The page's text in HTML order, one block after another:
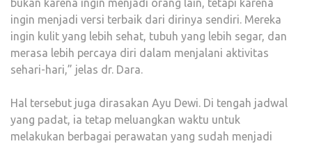
bukan karena ingin menjadi orang lain, tetapi karena
ingin menjadi versi terbaik dari dirinya sendiri. Mereka
ingin kulit yang lebih sehat, tubuh yang lebih segar, dan
merasa lebih percaya diri dalam menjalani aktivitas
sehari-hari,” jelas dr. Dara.
Hal tersebut juga dirasakan Ayu Dewi. Di tengah jadwal
yang padat, ia tetap meluangkan waktu untuk
melakukan berbagai perawatan yang sudah menjadi